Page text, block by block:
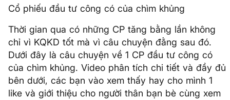
Cổ phiếu đầu tư công có của chìm khủng
Thời gian qua có những CP tăng bằng lần không
chỉ vì KQKD tốt mà vì câu chuyện đằng sau đó.
Dưới đây là câu chuyện về 1 CP đầu tư công có
của chìm khủng. Video phân tích chi tiết và đầy đủ
bên dưới, các bạn vào xem thấy hay cho mình 1
like và giới thiệu cho người thân bạn bè cùng xem